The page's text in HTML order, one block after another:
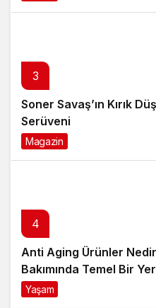
3
Soner Savaş’ın Kırık
Serüveni
Magazin
4
Anti Aging Ürünler
Bakımında Temel Bir
Yaşam